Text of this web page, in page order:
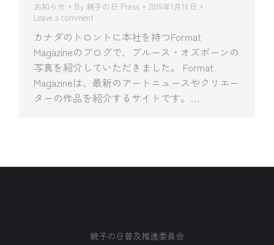
お知らせ By 親子の日 Press
2019年1月16日
Leave a comment
カナダのトロントに本社を持つFormat
Magazineのブログで、ブルース・オズボーンの
写真を紹介していただきました。 Format
Magazineは、最新のアートニュースやクリエー
ターの作品を紹介するサイトです。…
親子の日普及推進委員会